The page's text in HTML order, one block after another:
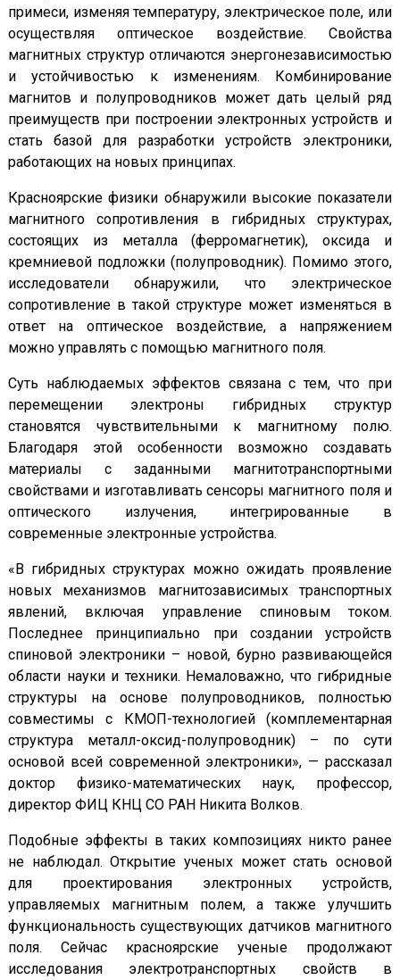
примеси, изменяя температуру, электрическое поле, или
осуществляя оптическое воздействие. Свойства
магнитных структур отличаются энергонезависимостью
и устойчивостью к изменениям. Комбинирование
магнитов и полупроводников может дать целый ряд
преимуществ при построении электронных устройств и
стать базой для разработки устройств электроники,
работающих на новых принципах.
Красноярские физики обнаружили высокие показатели
магнитного сопротивления в гибридных структурах,
состоящих из металла (ферромагнетик), оксида и
кремниевой подложки (полупроводник). Помимо этого,
исследователи обнаружили, что электрическое
сопротивление в такой структуре может изменяться в
ответ на оптическое воздействие, а напряжением
можно управлять с помощью магнитного поля.
Суть наблюдаемых эффектов связана с тем, что при
перемещении электроны гибридных структур
становятся чувствительными к магнитному полю.
Благодаря этой особенности возможно создавать
материалы с заданными магнитотранспортными
свойствами и изготавливать сенсоры магнитного поля и
оптического излучения, интегрированные в
современные электронные устройства.
«В гибридных структурах можно ожидать проявление
новых механизмов магнитозависимых транспортных
явлений, включая управление спиновым током.
Последнее принципиально при создании устройств
спиновой электроники – новой, бурно развивающейся
области науки и техники. Немаловажно, что гибридные
структуры на основе полупроводников, полностью
совместимы с КМОП-технологией (комплементарная
структура металл-оксид-полупроводник) – по сути
основой всей современной электроники», — рассказал
доктор физико-математических наук, профессор,
директор ФИЦ КНЦ СО РАН Никита Волков.
Подобные эффекты в таких композициях никто ранее
не наблюдал. Открытие ученых может стать основой
для проектирования электронных устройств,
управляемых магнитным полем, а также улучшить
функциональность существующих датчиков магнитного
поля. Сейчас красноярские ученые продолжают
исследования электротранспортных свойств в